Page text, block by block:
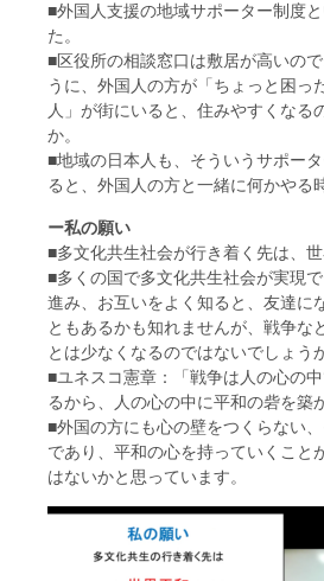
■外国人支援の地域サポーター制度
た。
■区役所の相談窓口は敷居が高いの
うに、外国人の方が「ちょっと困っ
人」が街にいると、住みやすくなる
か。
■地域の日本人も、そういうサポー
ると、外国人の方と一緒に何かやる
ー私の願い
■多文化共生社会が行き着く先は、世
■多くの国で多文化共生社会が実現
進み、お互いをよく知ると、友達に
ともあるかも知れませんが、戦争な
とは少なくなるのではないでしょう
■ユネスコ憲章：「戦争は人の心の
るから、人の心の中に平和の砦を築
■外国の方にも心の壁をつくらない
であり、平和の心を持っていくこと
はないかと思っています。